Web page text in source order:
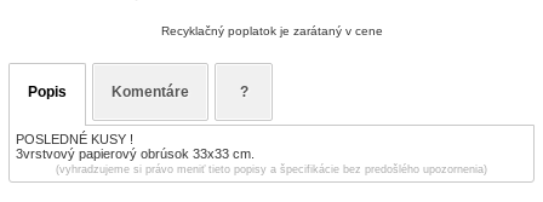
Recyklačný poplatok je zarátaný v cene
Popis Komentáre ?
POSLEDNÉ KUSY !
3vrstvový papierový obrúsok 33x33 cm.
(vyhradzujeme si právo meniť tieto popisy a špecifikácie bez predošlého upozornenia)